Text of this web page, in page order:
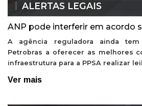
ALERTAS LEGAIS
ANP pode interferir em acordo
A agência reguladora ainda
Petrobras a oferecer as melhores
infraestrutura para a PPSA realizar
Ver mais